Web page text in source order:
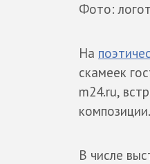
Фото:
На
скамеек
m24.ru,
композиции.
В числе